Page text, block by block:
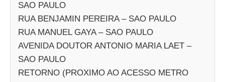
SAO PAULO
RUA BENJAMIN PEREIRA – SAO PAULO
RUA MANUEL GAYA – SAO PAULO
AVENIDA DOUTOR ANTONIO MARIA LAET –
SAO PAULO
RETORNO (PROXIMO AO ACESSO METRO